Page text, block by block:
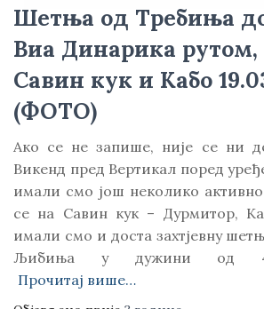
Шетња од Требиња
Виа Динарика рутом,
Савин кук и Кабо
(ФОТО)
Ако се не запише, није се ни
Викенд пред Вертикал поред
имали смо још неколико
се на Савин кук – Дурмитор,
имали смо и доста захтјевну
Љибиња у дужини од 41
Прочитај више…